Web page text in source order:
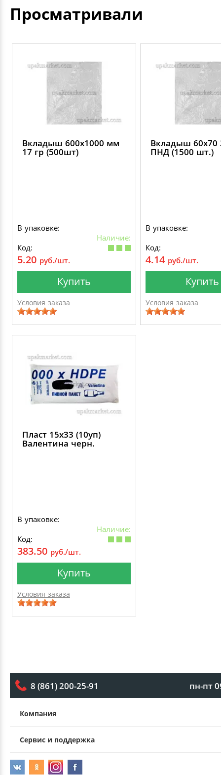
Просматривали
Вкладыш 600х1000 мм
17 гр (500шт)
В упаковке:
Наличие:
Код:
5.20 руб./шт.
Купить
Условия заказа
Вкладыш 60х70
ПНД (1500 шт.)
В упаковке:
Код:
4.14 руб./шт.
Купить
Условия заказа
Пласт 15х33 (10уп)
Валентина черн.
В упаковке:
Наличие:
Код:
383.50 руб./шт.
Купить
Условия заказа
8 (861) 200-25-91 пн-пт
Компания
Сервис и поддержка